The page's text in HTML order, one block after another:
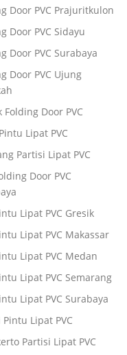
Door PVC Prajuritkulon
Door PVC Sidayu
Door PVC Surabaya
Door PVC Ujung
Folding Door PVC
Lipat PVC
Partisi Lipat PVC
Door PVC
Lipat PVC Gresik
Lipat PVC Makassar
Lipat PVC Medan
Lipat PVC Semarang
Lipat PVC Surabaya
Lipat PVC
Partisi Lipat PVC